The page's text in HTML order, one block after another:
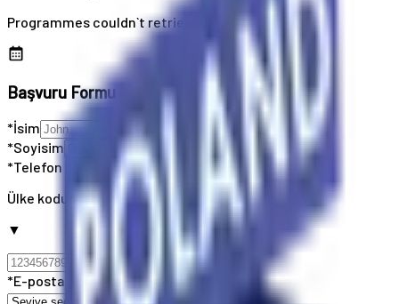
Programmes couldn`t retrieved
Başvuru Formu
*İsim
*Soyisim
*Telefon
Ülke kodunuzu seçin
▼
*E-posta